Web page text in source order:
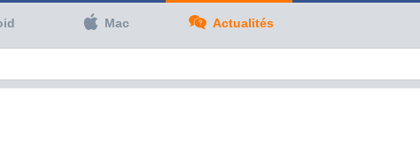
Mac Actualités